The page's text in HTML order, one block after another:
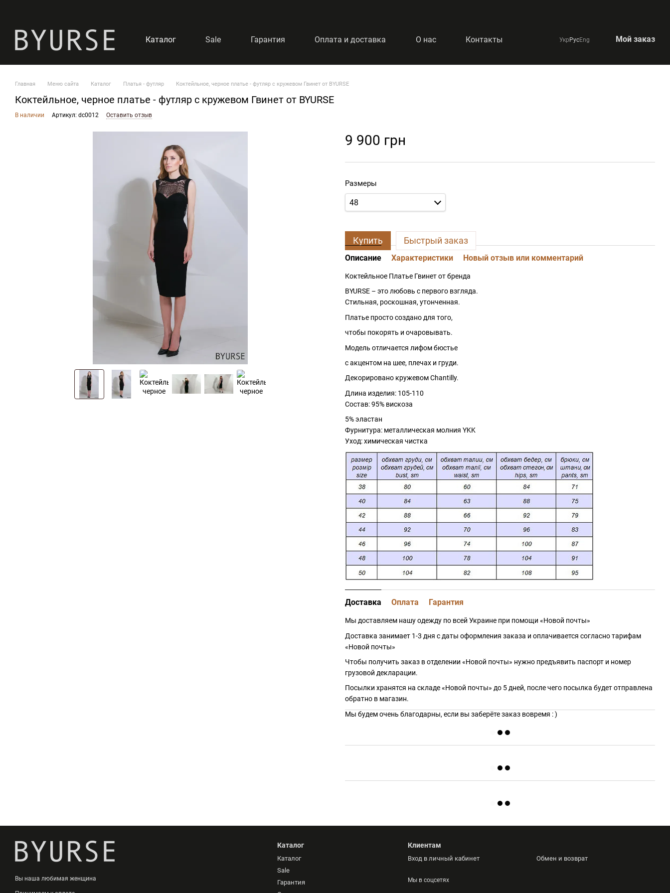
Каталог Sale Гарантия Оплата и доставка О нас Контакты Укр РусEng Мой заказ
Главная Меню сайта Каталог Платья - футляр Коктейльное, черное платье - футляр с кружевом Гвинет от BYURSE
Коктейльное, черное платье - футляр с кружевом Гвинет от BYURSE
В наличии Артикул: dc0012 Оставить отзыв
9 900 грн
Размеры
48
Купить Быстрый заказ
Описание Характеристики Новый отзыв или комментарий
Коктейльное Платье Гвинет от бренда
BYURSE – это любовь с первого взгляда.
Стильная, роскошная, утонченная.
Платье просто создано для того,
чтобы покорять и очаровывать.
Модель отличается лифом бюстье
с акцентом на шее, плечах и груди.
Декорировано кружевом Chantilly.
Длина изделия: 105-110
Состав: 95% вискоза
5% эластан
Фурнитура: металлическая молния YKK
Уход: химическая чистка
Доставка Оплата Гарантия
Мы доставляем нашу одежду по всей Украине при помощи «Новой почты»
Доставка занимает 1-3 дня с даты оформления заказа и оплачивается согласно тарифам
«Новой почты»
Чтобы получить заказ в отделении «Новой почты» нужно предъявить паспорт и номер
грузовой декларации.
Посылки хранятся на складе «Новой почты» до 5 дней, после чего посылка будет отправлена
обратно в магазин.
Мы будем очень благодарны, если вы заберёте заказ вовремя : )
Вы наша любимая женщина
Каталог
Каталог
Sale
Гарантия
Клиентам
Вход в личный кабинет Обмен и возврат
Мы в соцсетях